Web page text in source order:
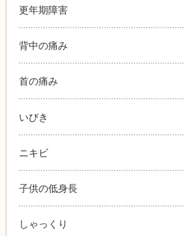
更年期障害
背中の痛み
首の痛み
いびき
ニキビ
子供の低身長
しゃっくり